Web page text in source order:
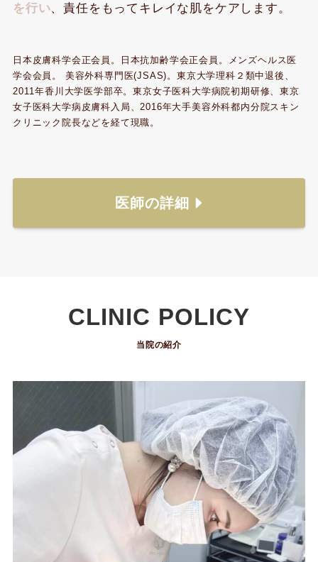
を行い、責任をもってキレイな肌をケアします。
日本皮膚科学会正会員。日本抗加齢学会正会員。メンズヘルス医
学会会員。 美容外科専門医(JSAS)。東京大学理科２類中退後、
2011年香川大学医学部卒。東京女子医科大学病院初期研修、東京
女子医科大学病皮膚科入局、2016年大手美容外科都内分院スキン
クリニック院長などを経て現職。
医師の詳細
CLINIC POLICY
当院の紹介